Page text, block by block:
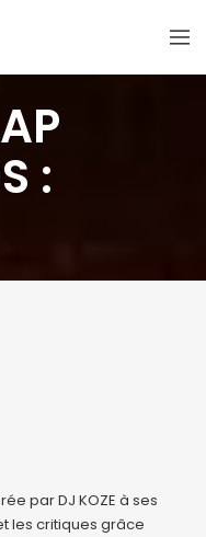
:
par DJ KOZE à ses
les critiques grâce